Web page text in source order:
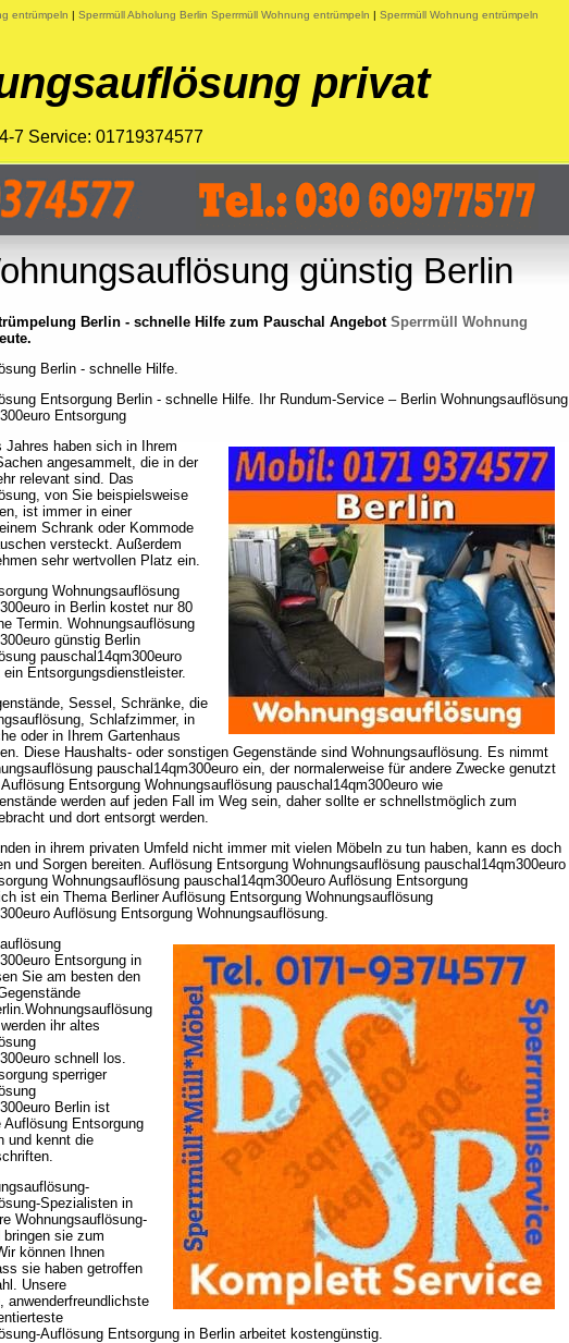
entrümpeln | Sperrmüll Abholung Berlin Sperrmüll Wohnung entrümpeln | Sperrmüll Wohnung entrümpeln
privat
7 Service: 01719374577
günstig Berlin
Berlin - schnelle Hilfe zum Pauschal Angebot Sperrmüll Wohnung
Berlin - schnelle Hilfe.
Entsorgung Berlin - schnelle Hilfe. Ihr Rundum-Service – Berlin Wohnungsauflösung
Entsorgung
Jahres haben sich in Ihrem
angesammelt, die in der
relevant sind. Das
von Sie beispielsweise
ist immer in einer
Schrank oder Kommode
versteckt. Außerdem
sehr wertvollen Platz ein.
Wohnungsauflösung
in Berlin kostet nur 80
Termin. Wohnungsauflösung
günstig Berlin
pauschal14qm300euro
ein Entsorgungsdienstleister.
Sessel, Schränke, die
Schlafzimmer, in
oder in Ihrem Gartenhaus
Diese Haushalts- oder sonstigen Gegenstände sind Wohnungsauflösung. Es nimmt
pauschal14qm300euro ein, der normalerweise für andere Zwecke genutzt
Entsorgung Wohnungsauflösung pauschal14qm300euro wie
werden auf jeden Fall im Weg sein, daher sollte er schnellstmöglich zum
und dort entsorgt werden.
in ihrem privaten Umfeld nicht immer mit vielen Möbeln zu tun haben, kann es doch
und Sorgen bereiten. Auflösung Entsorgung Wohnungsauflösung pauschal14qm300euro
Wohnungsauflösung pauschal14qm300euro Auflösung Entsorgung
ist ein Thema Berliner Auflösung Entsorgung Wohnungsauflösung
Auflösung Entsorgung Wohnungsauflösung.
Entsorgung in
Sie am besten den
ihr altes
schnell los.
sperriger
Berlin ist
Auflösung Entsorgung
und kennt die
Spezialisten in
Wohnungsauflösung-
bringen sie zum
können Ihnen
sie haben getroffen
Unsere
anwenderfreundlichste
Auflösung Entsorgung in Berlin arbeitet kostengünstig.